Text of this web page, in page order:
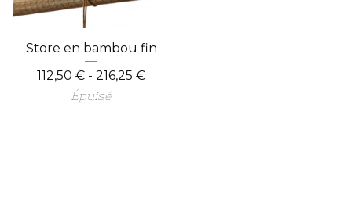
Store en bambou fin
112,50 € - 216,25 €
Épuisé